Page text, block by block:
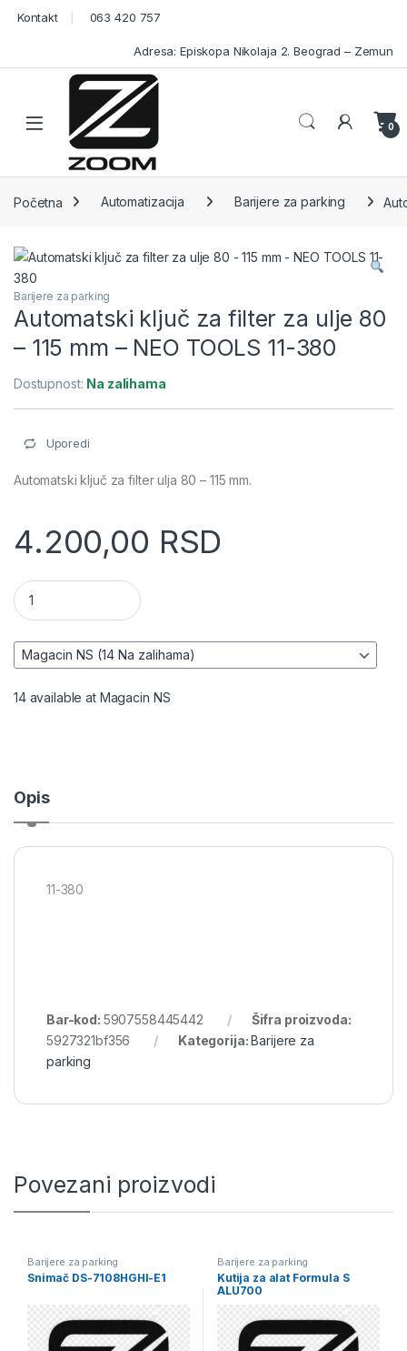
Skip to navigation
Skip to content
Kontakt 063 420 757
Adresa: Episkopa Nikolaja 2. Beograd – Zemun
Open 0
Početna Automatizacija Barijere za parking
Barijere za parking
Automatski ključ za filter za ulje 80
– 115 mm – NEO TOOLS 11-380
Dostupnost: Na zalihama
Uporedi
Automatski ključ za filter ulja 80 – 115 mm.
4.200,00 RSD
Automatski ključ za filter za ulje 80 - 115 mm - NEO TOOLS
14 available at Magacin NS
Opis
11-380
Bar-kod: 5907558445442
Šifra proizvoda:
5927321bf356
Kategorija:Barijere za
parking
Povezani proizvodi
Barijere za parking
Snimač DS-7108HGHI-E1
Barijere za parking
Kutija za alat Formula S
ALU700